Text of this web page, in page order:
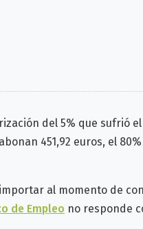
del 5% que sufrió
451,92 euros, el
al momento de
de Empleo no responde